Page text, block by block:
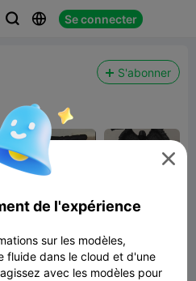
  Se connecter
S'abonner

de l'expérience
sur les modèles,
fluide dans le cloud et d'une
avec les modèles pour